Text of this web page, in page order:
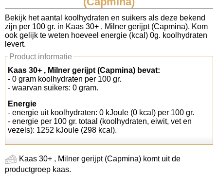
Koolhydraten tellen
Links
Bekijk het aantal koolhydraten en suikers als deze bekend
zijn per 100 gr. in Kaas 30+ , Milner gerijpt (Capmina). Kom
ook gelijk te weten hoeveel energie (kcal) 0g. koolhydraten
levert.
Product informatie
Kaas 30+ , Milner gerijpt (Capmina) bevat:
- 0 gram koolhydraten per 100 gr.
- waarvan suikers: 0 gram.
Energie
- energie uit koolhydraten: 0 kJoule (0 kcal) per 100 gr.
- energie per 100 gr. totaal (koolhydraten, eiwit, vet en
vezels): 1252 kJoule (298 kcal).
Kaas 30+ , Milner gerijpt (Capmina) komt uit de
productgroep kaas.